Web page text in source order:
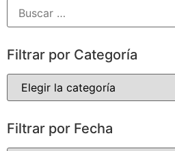
Filtrar por Categoría
Filtrar por Fecha